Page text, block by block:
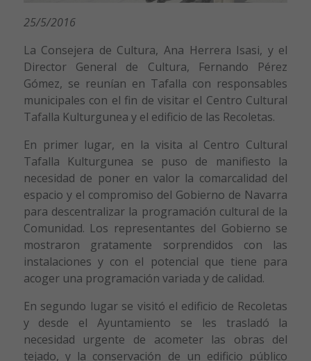
25/5/2016
La Consejera de Cultura, Ana Herrera Isasi, y el
Director General de Cultura, Fernando Pérez
Gómez, se reunían en Tafalla con responsables
municipales con el fin de visitar el Centro Cultural
Tafalla Kulturgunea y el edificio de las Recoletas.
En primer lugar, en la visita al Centro Cultural
Tafalla Kulturgunea se puso de manifiesto la
necesidad de poner en valor la comarcalidad del
espacio y el compromiso del Gobierno de Navarra
para descentralizar la programación cultural de la
Comunidad. Los representantes del Gobierno se
mostraron gratamente sorprendidos con las
instalaciones y con el potencial que tiene para
acoger una programación variada y de calidad.
En segundo lugar se visitó el edificio de Recoletas
y desde el Ayuntamiento se les trasladó la
necesidad urgente de acometer las obras del
tejado, y la conservación de un edificio público